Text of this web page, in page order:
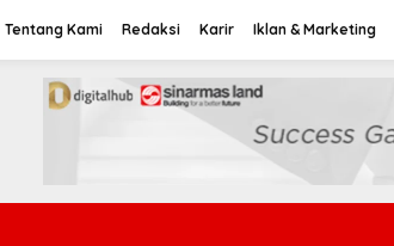
Tentang Kami Redaksi Karir Iklan & Marketing